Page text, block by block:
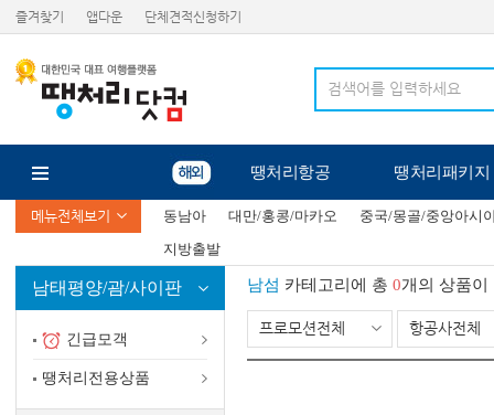
즐겨찾기 앱다운 단체견적신청하기
땡처리항공 땡처리패키지
메뉴전체보기 동남아 대만/홍콩/마카오
중국/몽골/중앙아시
지방출발
남태평양/괌/사이판
긴급모객
땡처리전용상품
남섬 카테고리에 총 0개의 상품이
프로모션전체 항공사전체